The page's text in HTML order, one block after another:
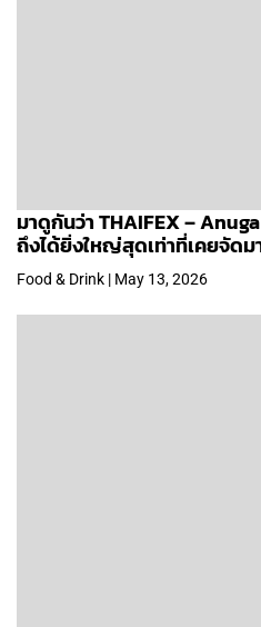
มาดูกันว่า THAIFEX –
ถึงได้ยิ่งใหญ่สุดเท่าที่เคยจัดม
Food & Drink | May 13, 2026